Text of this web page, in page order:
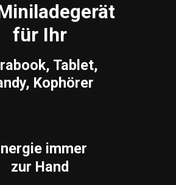
für Ihr
Tablet,
Kophörer
immer
zur Hand